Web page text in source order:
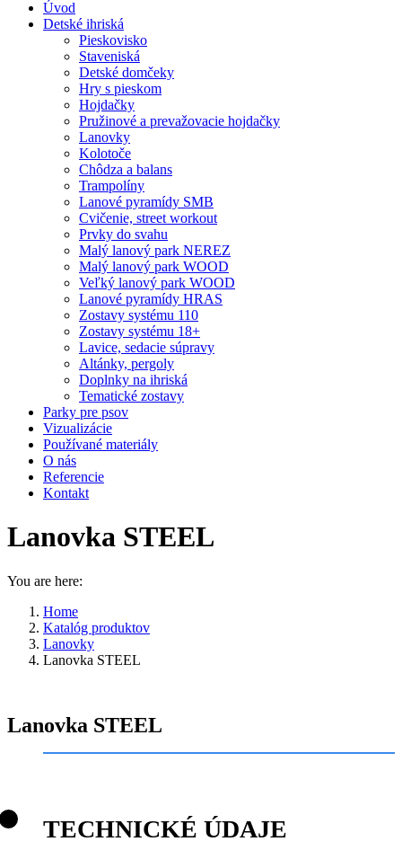
Úvod
Detské ihriská
Pieskovisko
Staveniská
Detské domčeky
Hry s pieskom
Hojdačky
Pružinové a prevažovacie hojdačky
Lanovky
Kolotoče
Chôdza a balans
Trampolíny
Lanové pyramídy SMB
Cvičenie, street workout
Prvky do svahu
Malý lanový park NEREZ
Malý lanový park WOOD
Veľký lanový park WOOD
Lanové pyramídy HRAS
Zostavy systému 110
Zostavy systému 18+
Lavice, sedacie súpravy
Altánky, pergoly
Doplnky na ihriská
Tematické zostavy
Parky pre psov
Vizualizácie
Používané materiály
O nás
Referencie
Kontakt
Lanovka STEEL
You are here:
Home
Katalóg produktov
Lanovky
Lanovka STEEL
Lanovka STEEL
TECHNICKÉ ÚDAJE